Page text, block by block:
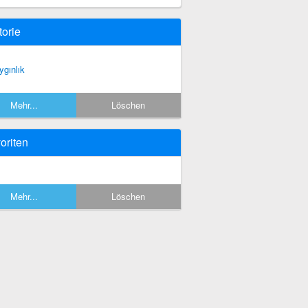
Mehr... Löschen
Mehr... Löschen